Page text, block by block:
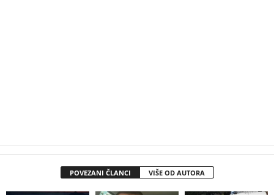
POVEZANI ČLANCI VIŠE OD AUTORA